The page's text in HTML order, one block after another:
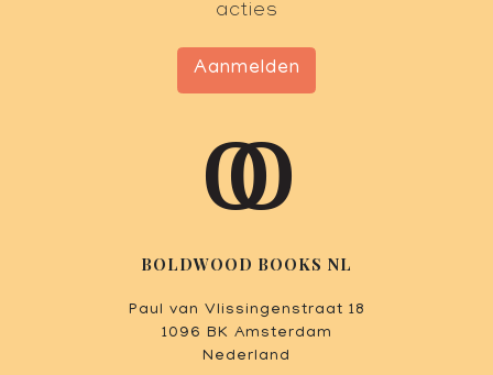
acties
Aanmelden
BOLDWOOD BOOKS NL
Paul van Vlissingenstraat 18
1096 BK Amsterdam
Nederland